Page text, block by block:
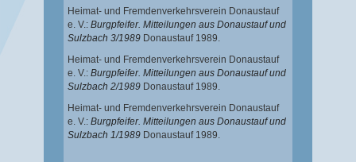
Heimat- und Fremdenverkehrsverein Donaustauf
e. V.: Burgpfeifer. Mitteilungen aus Donaustauf und
Sulzbach 3/1989 Donaustauf 1989.
Heimat- und Fremdenverkehrsverein Donaustauf
e. V.: Burgpfeifer. Mitteilungen aus Donaustauf und
Sulzbach 2/1989 Donaustauf 1989.
Heimat- und Fremdenverkehrsverein Donaustauf
e. V.: Burgpfeifer. Mitteilungen aus Donaustauf und
Sulzbach 1/1989 Donaustauf 1989.